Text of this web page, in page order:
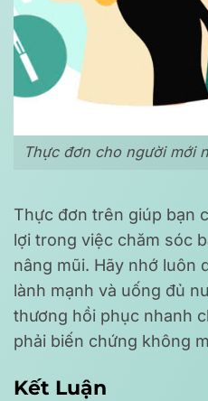
Thực đơn cho người mới
Thực đơn trên giúp bạn
lợi trong việc chăm sóc
nâng mũi. Hãy nhớ luôn
lành mạnh và uống đủ
thương hồi phục nhanh
phải biến chứng không
Kết Luận